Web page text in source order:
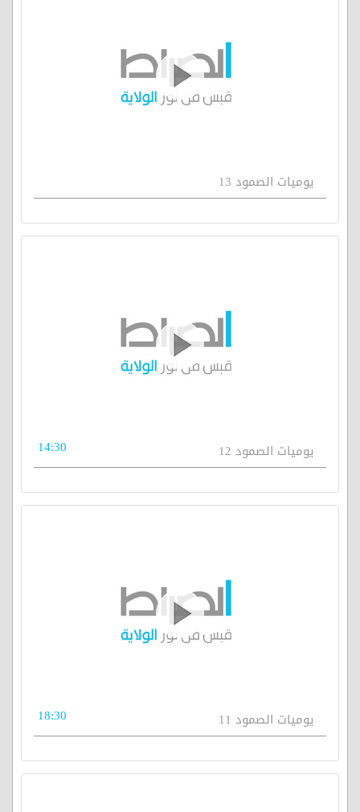
يوميات الصمود 13
يوميات الصمود 12 14:30
يوميات الصمود 11 18:30